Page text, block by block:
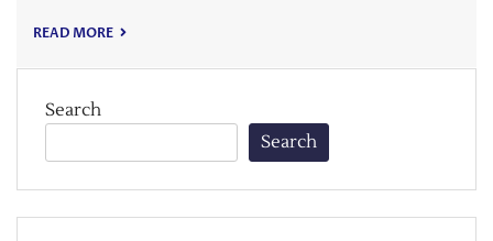
READ MORE
Search
Search